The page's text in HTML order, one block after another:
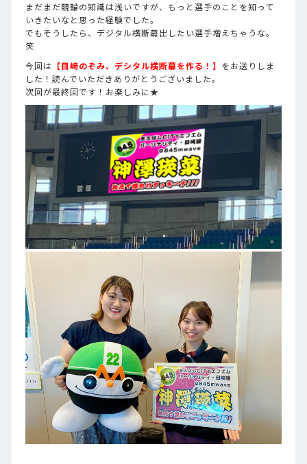
まだまだ競輪の知識は浅いですが、もっと選手のことを知って
いきたいなと思った経験でした。
でもそうしたら、デジタル横断幕出したい選手増えちゃうな。
笑
今回は 【目崎のぞみ、デシタル横断幕を作る！】 をお送りしま
した！読んでいただきありがとうございました。
次回が最終回です！お楽しみに★